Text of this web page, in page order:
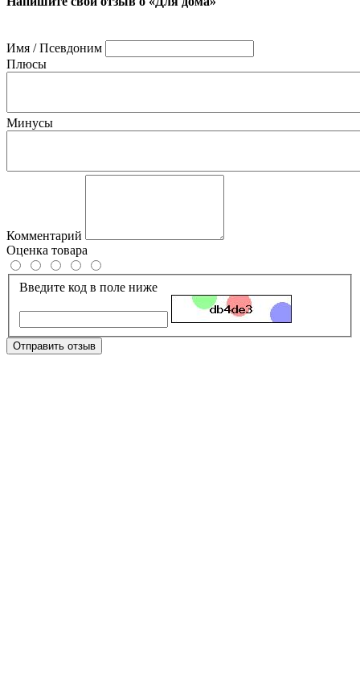
Имя / Псевдоним
Плюсы
Минусы
Комментарий
Оценка товара
Введите код в поле ниже
Отправить отзыв